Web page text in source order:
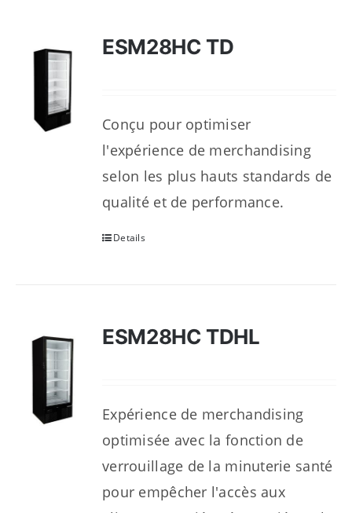
ESM28HC TD
Conçu pour optimiser
l'expérience de merchandising
selon les plus hauts standards de
qualité et de performance.
Details
ESM28HC TDHL
Expérience de merchandising
optimisée avec la fonction de
verrouillage de la minuterie santé
pour empêcher l'accès aux